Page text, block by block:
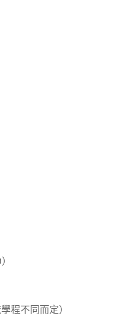
程不同而定）